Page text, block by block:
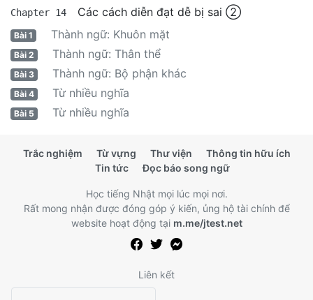
Chapter 14 Các cách diễn đạt dễ bị sai ②
Bài 1 Thành ngữ: Khuôn mặt
Bài 2 Thành ngữ: Thân thể
Bài 3 Thành ngữ: Bộ phận khác
Bài 4 Từ nhiều nghĩa
Bài 5 Từ nhiều nghĩa
Trắc nghiệm Từ vựng Thư viện
Thông tin hữu ích
Tin tức
Đọc báo song ngữ
Học tiếng Nhật mọi lúc mọi nơi.
Rất mong nhận được đóng góp ý kiến, ủng hộ tài chính để
website hoạt động tại m.me/jtest.net
Liên kết